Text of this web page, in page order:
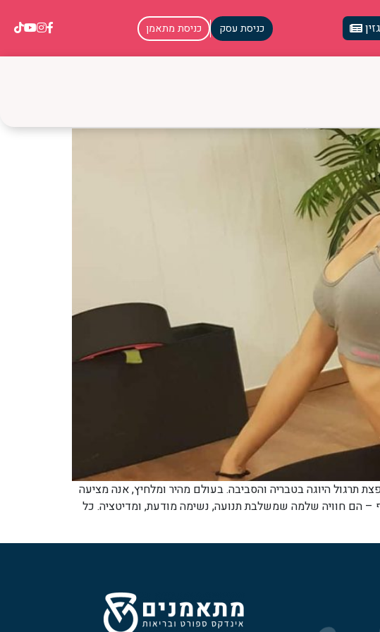
כניסת עסק כניסת מתאמן
תרגול היוגה בטבריה והסביבה. בעולם מהיר ומלחיץ, אנה מציעה
– הם חוויה שלמה שמשלבת תנועה, נשימה מודעת, ומדיטציה. כל